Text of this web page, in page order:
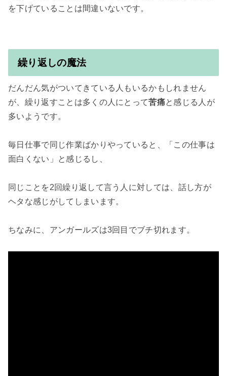
を下げていることは間違いないです。
繰り返しの魔法
だんだん気がついてきている人もいるかもしれません
が、繰り返すことは多くの人にとって苦痛と感じる人が
多いようです。
毎日仕事で同じ作業ばかりやっていると、「この仕事は
面白くない」と感じるし、
同じことを2回繰り返して言う人に対しては、話し方が
ヘタな感じがしてしまいます。
ちなみに、アンガールズは3回目でブチ切れます。